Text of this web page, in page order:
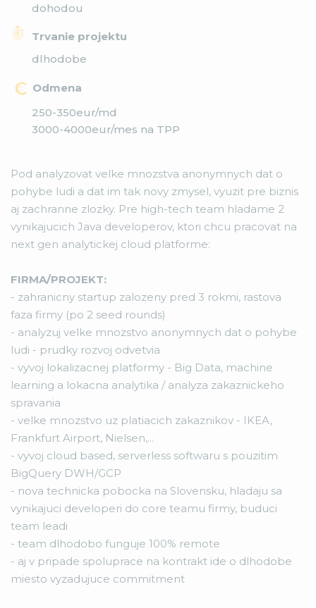
dohodou
Trvanie projektu
dlhodobe
Odmena
250-350eur/md
3000-4000eur/mes na TPP
Pod analyzovat velke mnozstva anonymnych dat o
pohybe ludi a dat im tak novy zmysel, vyuzit pre biznis
aj zachranne zlozky. Pre high-tech team hladame 2
vynikajucich Java developerov, ktori chcu pracovat na
next gen analytickej cloud platforme:
FIRMA/PROJEKT:
- zahranicny startup zalozeny pred 3 rokmi, rastova
faza firmy (po 2 seed rounds)
- analyzuj velke mnozstvo anonymnych dat o pohybe
ludi - prudky rozvoj odvetvia
- vyvoj lokalizacnej platformy - Big Data, machine
learning a lokacna analytika / analyza zakaznickeho
spravania
- velke mnozstvo uz platiacich zakaznikov - IKEA,
Frankfurt Airport, Nielsen,...
- vyvoj cloud based, serverless softwaru s pouzitim
BigQuery DWH/GCP
- nova technicka pobocka na Slovensku, hladaju sa
vynikajuci developeri do core teamu firmy, buduci
team leadi
- team dlhodobo funguje 100% remote
- aj v pripade spoluprace na kontrakt ide o dlhodobe
miesto vyzadujuce commitment